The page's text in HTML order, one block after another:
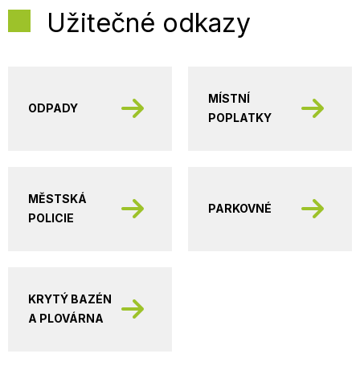
Užitečné odkazy
ODPADY
MÍSTNÍ
POPLATKY
MĚSTSKÁ
POLICIE
PARKOVNÉ
KRYTÝ BAZÉN
A PLOVÁRNA